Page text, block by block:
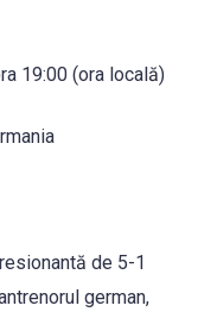
19:00 (ora locală)
de 5-1
german,